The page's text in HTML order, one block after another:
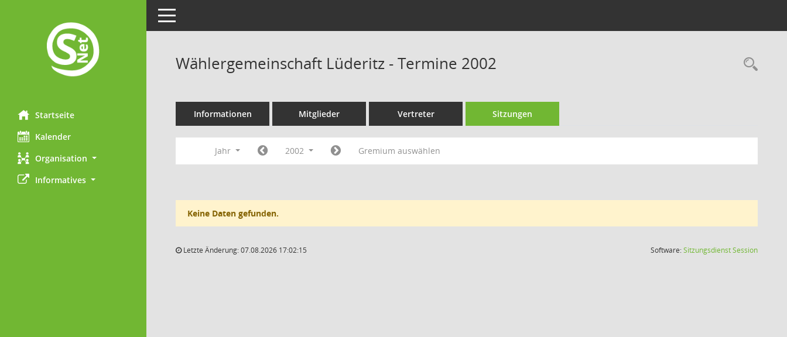
Startseite
Kalender
Organisation
Informatives
Toggle navigation
Wählergemeinschaft Lüderitz - Termine 2002
Informationen Mitglieder Vertreter Sitzungen
Jahr 2002 Gremium auswählen
Keine Daten gefunden.
Letzte Änderung: 07.08.2026 17:02:15 Software:SitzungsdienstSession(Wird in